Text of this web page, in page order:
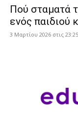
Πού σταματά
ενός παιδιού
3 Μαρτίου 2026 στις 23:25